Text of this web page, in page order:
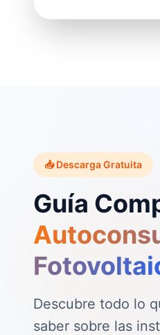
📥 Descarga Gratuita
Guía
Descubre todo lo
saber sobre las